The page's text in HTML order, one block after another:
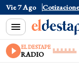
Vie 7 Ago
$1520 Dólar
EL DESTAPE
RADIO